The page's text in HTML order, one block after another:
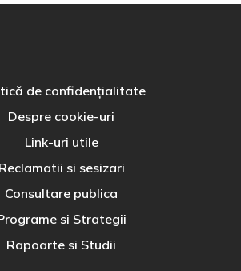
de confidențialitate
Despre cookie-uri
Link-uri utile
Reclamatii si sesizari
Consultare publica
si Strategii
Rapoarte si Studii